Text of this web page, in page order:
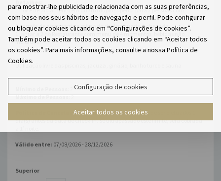
1 noite de alojamento em quarto duplo superior para 2 pessoas com
pequeno almoço
1 garrafa de espumante e mimo do chef no quarto à chegada
1 jantar a 2 no Restaurante com menu de 4 momentos, bebidas não
incluídas
1 massagem relaxante 30 minutos para 2 no SPA de hotel
Utilização livre das piscinas, jacuzzi, ginásio, banho turco e sauna
Máximo de Pessoas: 2
Política de Cancelamento:Os cancelamentos têm de ser efetuados 1
dia(s) antes da data de check-in. Se ultrapassado este limite, será cobrada
Válido entre: 07/08/2026 - 28/12/2026
Superior
para mostrar-lhe publicidade relacionada com as suas preferências,
com base nos seus hábitos de navegação e perfil. Pode configurar
ou bloquear cookies clicando em “Configurações de cookies”.
Também pode aceitar todos os cookies clicando em “Aceitar todos
os cookies”. Para mais informações, consulte a nossa Política de
Cookies.
Configuração de cookies
Aceitar todos os cookies